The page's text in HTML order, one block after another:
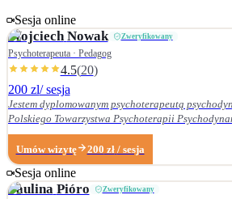
Sesja online
Wojciech Nowak Zweryfikowany
Psychoterapeuta · Pedagog
4.5(20)
200 zl/ sesja
Jestem dyplomowanym psychoterapeutą
Polskiego Towarzystwa Psychoterapii
terapeutycznej wnikliwie słucham pacjenta i
zainteresowania zawodowe obejmują przede
zaburzeń osobowości, • zaburzenia nerwicowe i
małżeńskich i rodzinnych. Nie zajmuję się terapią uzależnień.
Wydział Nauk Pedagogicznych Dolnośląskiej
Umów wizytę 200 zł / sesja
Sesja online
Paulina Pióro Zweryfikowany